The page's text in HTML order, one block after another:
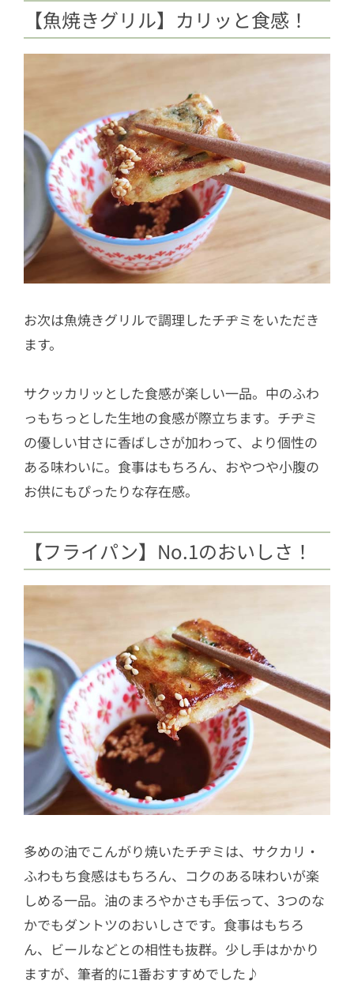
【魚焼きグリル】カリッと食感！
お次は魚焼きグリルで調理したチヂミをいただき
ます。
サクッカリッとした食感が楽しい一品。中のふわ
っもちっとした生地の食感が際立ちます。チヂミ
の優しい甘さに香ばしさが加わって、より個性の
ある味わいに。食事はもちろん、おやつや小腹の
お供にもぴったりな存在感。
【フライパン】No.1のおいしさ！
多めの油でこんがり焼いたチヂミは、サクカリ・
ふわもち食感はもちろん、コクのある味わいが楽
しめる一品。油のまろやかさも手伝って、3つのな
かでもダントツのおいしさです。食事はもちろ
ん、ビールなどとの相性も抜群。少し手はかかり
ますが、筆者的に1番おすすめでした♪